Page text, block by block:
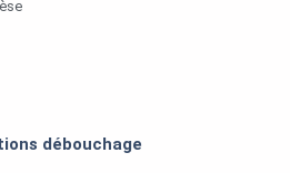
débouchage